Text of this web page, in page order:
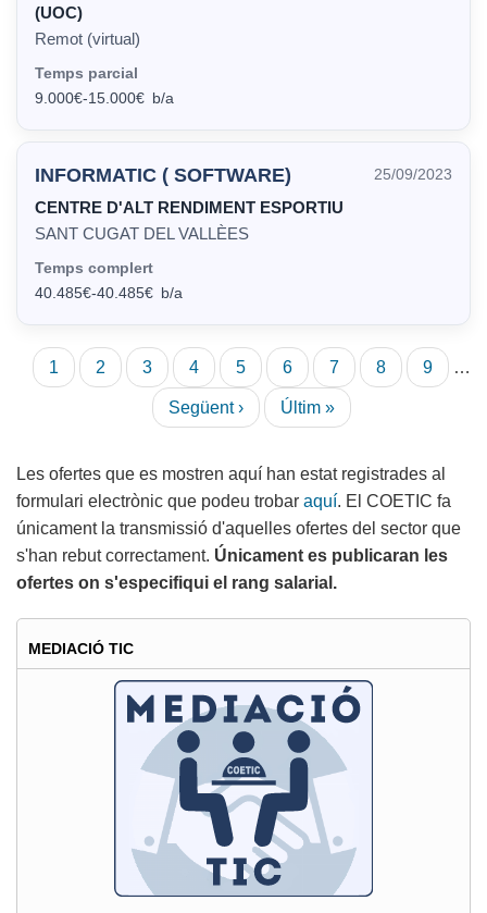
(UOC)
Remot (virtual)
Temps parcial
9.000€-15.000€
INFORMATIC ( SOFTWARE) 25/09/2023
CENTRE D'ALT RENDIMENT ESPORTIU
SANT CUGAT DEL VALLÈES
Temps complert
40.485€-40.485€
Paginació
Pàgina
1 Pàgina
2 Pàgina
3 Pàgina
4 Pàgina
5 Pàgina
6 Pàgina
7 Pàgina
8 Pàgina
9 …
Pàgina
Següent ›
Última
Últim »
Les ofertes que es mostren aquí han estat registrades al
formulari electrònic que podeu trobar aquí. El COETIC fa
únicament la transmissió d'aquelles ofertes del sector que
s'han rebut correctament. Únicament es publicaran les
ofertes on s'especifiqui el rang salarial.
MEDIACIÓ TIC